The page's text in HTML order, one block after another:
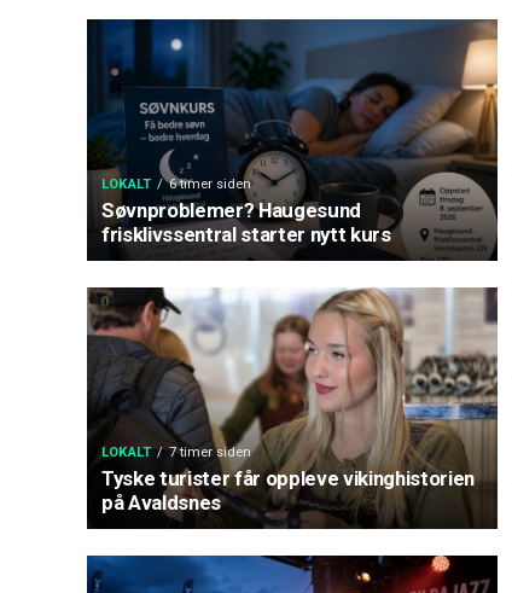
LOKALT 6 timer siden
Søvnproblemer? Haugesund
frisklivssentral starter nytt kurs
LOKALT 7 timer siden
Tyske turister får oppleve vikinghistorien
på Avaldsnes